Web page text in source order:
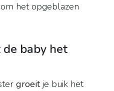
het opgeblazen
baby het
groeitje buik het